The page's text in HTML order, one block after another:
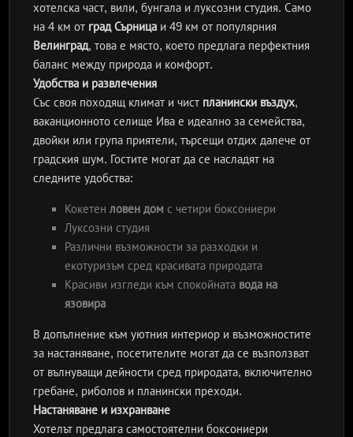
хотелска част, вили, бунгала и луксозни студия. Само
на 4 км от град Сърница и 49 км от популярния
Велинград, това е място, което предлага перфектния
баланс между природа и комфорт.
Удобства и развлечения
Със своя походящ климат и чист планински въздух,
ваканционното селище Ива е идеално за семейства,
двойки или група приятели, търсещи отдих далече от
градския шум. Гостите могат да се насладят на
следните удобства:
Кокетенловен дом с четири боксониери
Луксозни студия
Различни възможности за разходки и
екотуризъм сред красивата природата
Красиви изгледи към спокойната вода на
язовира
В допълнение към уютния интериор и възможностите
за настаняване, посетителите могат да се възползват
от вълнуващи дейности сред природата, включително
гребане, риболов и планински преходи.
Настаняване и изхранване
Хотелът предлага самостоятелни боксониери